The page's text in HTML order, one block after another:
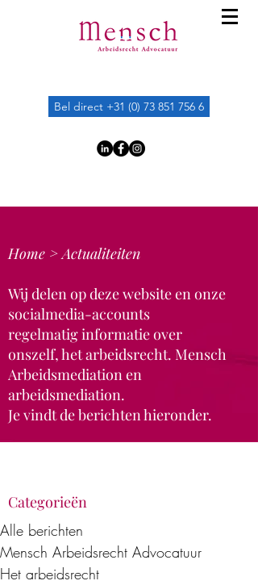
Bel direct +31 (0) 73 851 756 6
Home >Actualiteiten
Wij delen op deze website en onze
socialmedia-accounts
regelmatiginformatie over
onszelf, het arbeidsrecht. Mensch
Arbeidsmediation en
arbeidsmediation.
Je vindt de berichten hieronder.
Categorieën
Alle berichten
Mensch Arbeidsrecht Advocatuur
Het arbeidsrecht